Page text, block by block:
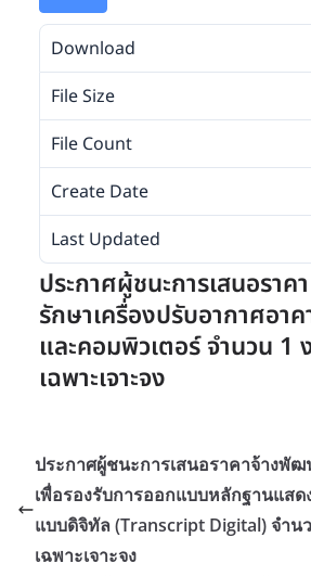
Download
File Size
File Count
Create Date
Last Updated
ประกาศผู้ชนะการเสนอราค
รักษาเครื่องปรับอากาศอา
และคอมพิวเตอร์ จำนวน 1
เฉพาะเจาะจง
ประกาศผู้ชนะการเสนอราคาจ้างพั
เพื่อรองรับการออกแบบหลักฐานแส
แบบดิจิทัล (Transcript Digital) จำน
เฉพาะเจาะจง